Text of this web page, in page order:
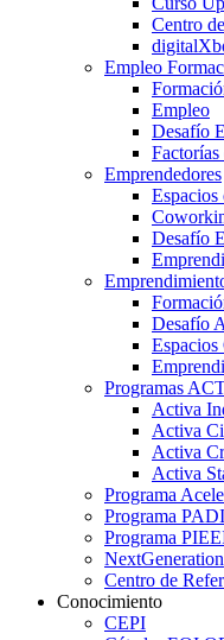
Centro
Empleo
Empleo
Desafío
Emprendedores
Desafío
Desafío
Programas
Activa
Activa
Activa
Activa
Programa
Programa
Programa
NextGeneration
Centro de
Conocimiento
CEPI